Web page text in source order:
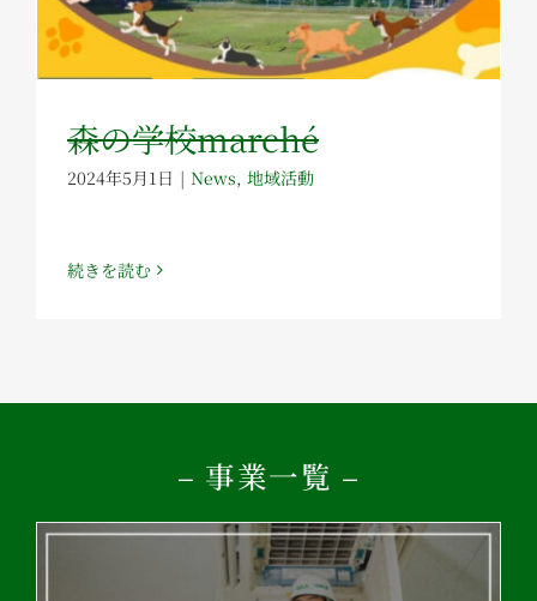
森の学校marché
2024年5月1日 | News, 地域活動
続きを読む
– 事業一覧 –